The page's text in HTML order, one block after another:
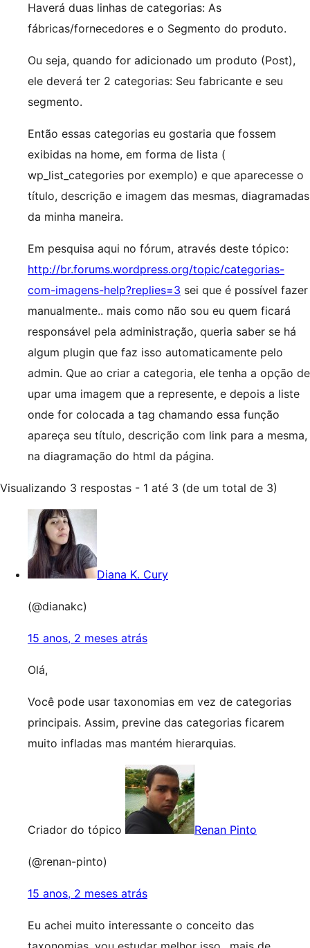
Haverá duas linhas de categorias: As
fábricas/fornecedores e o Segmento do produto.
Ou seja, quando for adicionado um produto (Post),
ele deverá ter 2 categorias: Seu fabricante e seu
segmento.
Então essas categorias eu gostaria que fossem
exibidas na home, em forma de lista (
wp_list_categories por exemplo) e que aparecesse o
título, descrição e imagem das mesmas, diagramadas
da minha maneira.
Em pesquisa aqui no fórum, através deste tópico:
http://br.forums.wordpress.org/topic/categorias-
com-imagens-help?replies=3 sei que é possível fazer
manualmente.. mais como não sou eu quem ficará
responsável pela administração, queria saber se há
algum plugin que faz isso automaticamente pelo
admin. Que ao criar a categoria, ele tenha a opção de
upar uma imagem que a represente, e depois a liste
onde for colocada a tag chamando essa função
apareça seu título, descrição com link para a mesma,
na diagramação do html da página.
Visualizando 3 respostas - 1 até 3 (de um total de 3)
Diana K. Cury
(@dianakc)
15 anos, 2 meses atrás
Olá,
Você pode usar taxonomias em vez de categorias
principais. Assim, previne das categorias ficarem
muito infladas mas mantém hierarquias.
Criador do tópico Renan Pinto
(@renan-pinto)
15 anos, 2 meses atrás
Eu achei muito interessante o conceito das